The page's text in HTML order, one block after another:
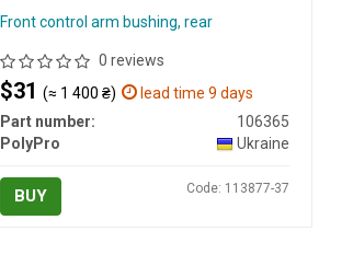
Front control arm bushing, rear
0 reviews
$31(≈ 1 400 ₴)
lead time 9 days
Part number:
106365
PolyPro
Ukraine
BUY Code: 113877-37